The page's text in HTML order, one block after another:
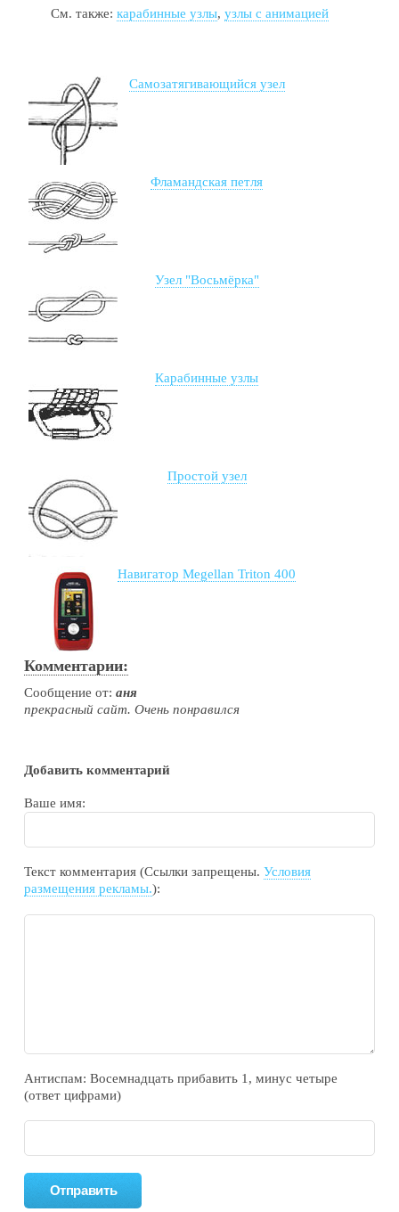
См. также:карабинные узлы,узлы с анимацией
Самозатягивающийся узел
Фламандская петля
Узел "Восьмёрка"
Карабинные узлы
Простой узел
Навигатор Megellan Triton 400
Комментарии:
Сообщение от:аня
прекрасный сайт. Очень понравился
Добавить комментарий
Ваше имя:
Текст комментария (Ссылки запрещены.Условия
размещения рекламы.):
Антиспам: Воceмнадцать прибaвить 1, минyc чeтырe
(ответ цифрами)